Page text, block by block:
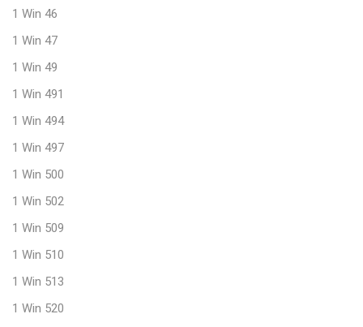
1 Win 46
1 Win 47
1 Win 49
1 Win 491
1 Win 494
1 Win 497
1 Win 500
1 Win 502
1 Win 509
1 Win 510
1 Win 513
1 Win 520